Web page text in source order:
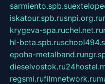
sarmiento.spb.su
iskatour.spb.rusnpi.org.ru
krygeva-spa.ruchel.net.ru
hl-beta.spb.ru
epoha-metalband.ru
dieselvostok.ru
regsmi.rufilmnetwork.ru